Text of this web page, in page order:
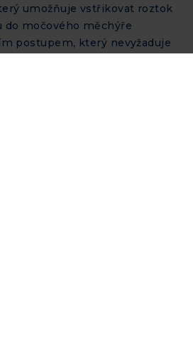
umožňuje vstřikovat roztok
do močového měchýře
postupem, který nevyžaduje